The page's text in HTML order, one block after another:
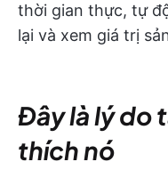
thời gian thực, tự
lại và xem giá trị
Đây là lý do
thích nó